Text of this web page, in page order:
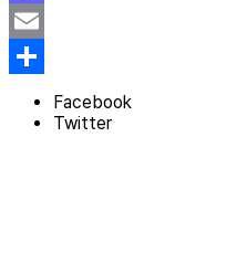
Mastodon
Email
Share
Facebook
Twitter